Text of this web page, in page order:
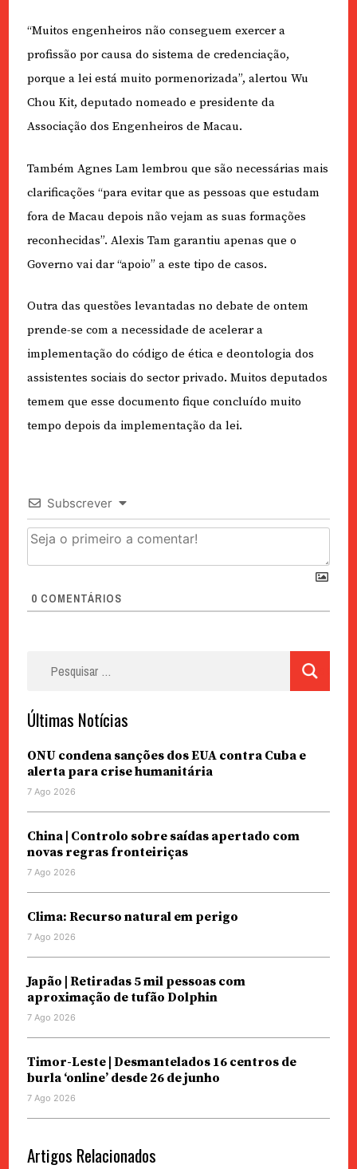
“Muitos engenheiros não conseguem exercer a
profissão por causa do sistema de credenciação,
porque a lei está muito pormenorizada”, alertou Wu
Chou Kit, deputado nomeado e presidente da
Associação dos Engenheiros de Macau.
Também Agnes Lam lembrou que são necessárias mais
clarificações “para evitar que as pessoas que estudam
fora de Macau depois não vejam as suas formações
reconhecidas”. Alexis Tam garantiu apenas que o
Governo vai dar “apoio” a este tipo de casos.
Outra das questões levantadas no debate de ontem
prende-se com a necessidade de acelerar a
implementação do código de ética e deontologia dos
assistentes sociais do sector privado. Muitos deputados
temem que esse documento fique concluído muito
tempo depois da implementação da lei.
Subscrever
0 COMENTÁRIOS
Últimas Notícias
ONU condena sanções dos EUA contra Cuba e
alerta para crise humanitária
7 Ago 2026
China | Controlo sobre saídas apertado com
novas regras fronteiriças
7 Ago 2026
Clima: Recurso natural em perigo
7 Ago 2026
Japão | Retiradas 5 mil pessoas com
aproximação de tufão Dolphin
7 Ago 2026
Timor-Leste | Desmantelados 16 centros de
burla ‘online’ desde 26 de junho
7 Ago 2026
Artigos Relacionados